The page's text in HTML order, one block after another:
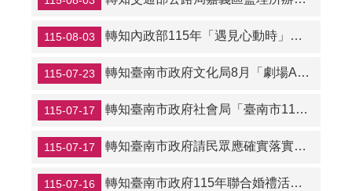
115-08-03 轉知內政部115年「遇見心動時」單身聯誼活動相關資訊
115-07-23 轉知臺南市政府文化局8月「劇場ART報馬仔」系列講座相關資訊
115-07-17 轉知臺南市政府社會局「臺南市115年重陽敬老金致贈作業實施計畫」相關資訊
115-07-17 轉知臺南市政府請民眾應確實落實登革熱及水媒傳染病防治工作
115-07-16 轉知臺南市政府115年聯合婚禮活動相關資訊